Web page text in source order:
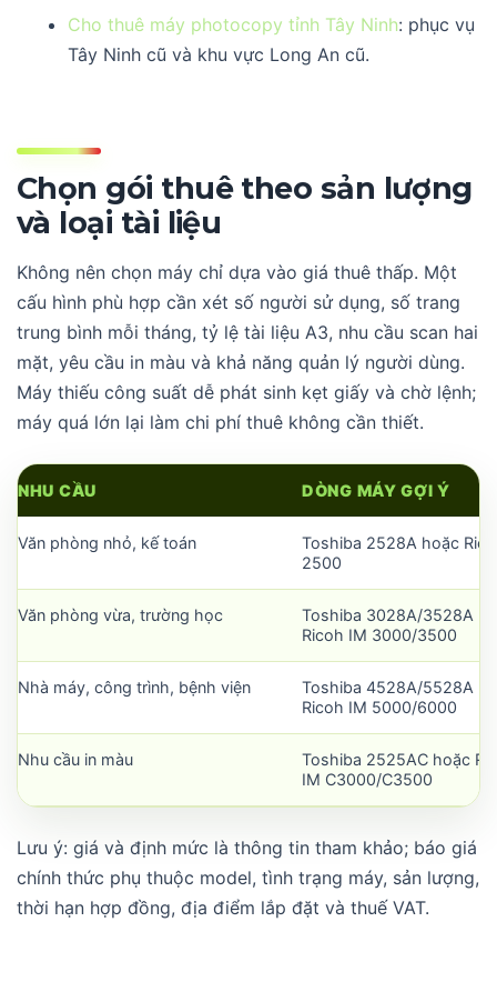
Cho thuê máy photocopy tỉnh Tây Ninh: phục vụ
Tây Ninh cũ và khu vực Long An cũ.
Chọn gói thuê theo sản lượng
và loại tài liệu
Không nên chọn máy chỉ dựa vào giá thuê thấp. Một
cấu hình phù hợp cần xét số người sử dụng, số trang
trung bình mỗi tháng, tỷ lệ tài liệu A3, nhu cầu scan hai
mặt, yêu cầu in màu và khả năng quản lý người dùng.
Máy thiếu công suất dễ phát sinh kẹt giấy và chờ lệnh;
máy quá lớn lại làm chi phí thuê không cần thiết.
NHU CẦU DÒNG MÁY GỢI Ý
Văn phòng nhỏ, kế toán
Toshiba 2528A hoặc
2500
Văn phòng vừa, trường học
Toshiba 3028A/3528A
Ricoh IM 3000/3500
Nhà máy, công trình, bệnh viện
Toshiba 4528A/5528A
Ricoh IM 5000/6000
Nhu cầu in màu
Toshiba 2525AC hoặc
IM C3000/C3500
Lưu ý: giá và định mức là thông tin tham khảo; báo giá
chính thức phụ thuộc model, tình trạng máy, sản lượng,
thời hạn hợp đồng, địa điểm lắp đặt và thuế VAT.